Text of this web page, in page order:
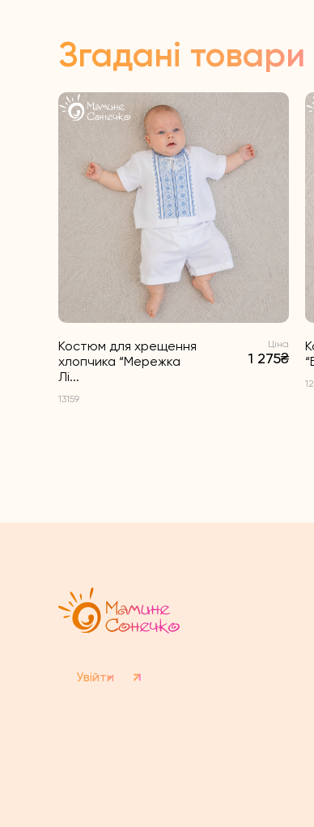
Згадані товари
Костюм для хрещення
хлопчика “Мережка
Лі...
13159
Ціна
1 275₴
Увійти